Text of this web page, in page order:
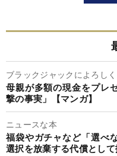
ブラックジャックによろしく
母親が多額の現金をプレ
撃の事実」【マンガ】
ニュースな本
福袋やガチャなど「選べ
選択を放棄する代償とし